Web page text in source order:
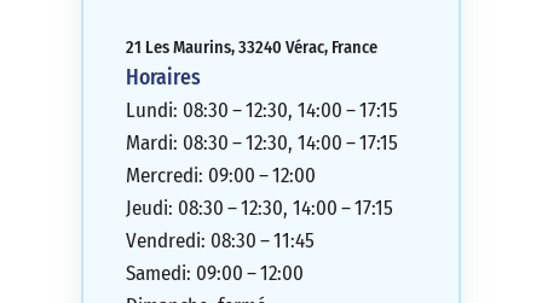
21 Les Maurins, 33240 Vérac, France
Horaires
Lundi: 08:30 – 12:30, 14:00 – 17:15
Mardi: 08:30 – 12:30, 14:00 – 17:15
Mercredi: 09:00 – 12:00
Jeudi: 08:30 – 12:30, 14:00 – 17:15
Vendredi: 08:30 – 11:45
Samedi: 09:00 – 12:00